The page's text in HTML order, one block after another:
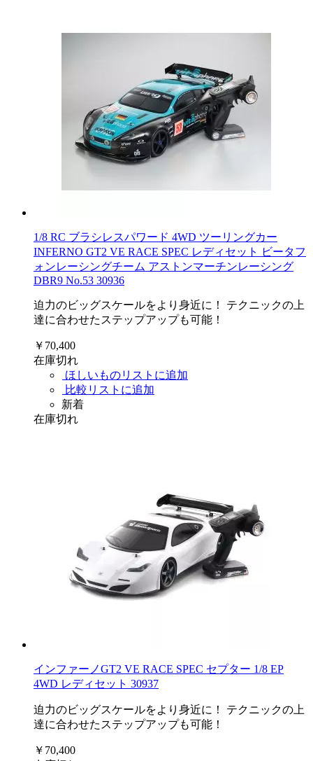
1/8 RC ブラシレスパワード 4WD ツーリングカー
INFERNO GT2 VE RACE SPEC レディセット ビータフ
ォンレーシングチーム アストンマーチンレーシング
DBR9 No.53 30936
迫力のビッグスケールをより身近に！ テクニックの上
達に合わせたステップアップも可能！
￥70,400
在庫切れ
ほしいものリストに追加
比較リストに追加
新着
在庫切れ
インファーノGT2 VE RACE SPEC セプター 1/8 EP
4WD レディセット 30937
迫力のビッグスケールをより身近に！ テクニックの上
達に合わせたステップアップも可能！
￥70,400